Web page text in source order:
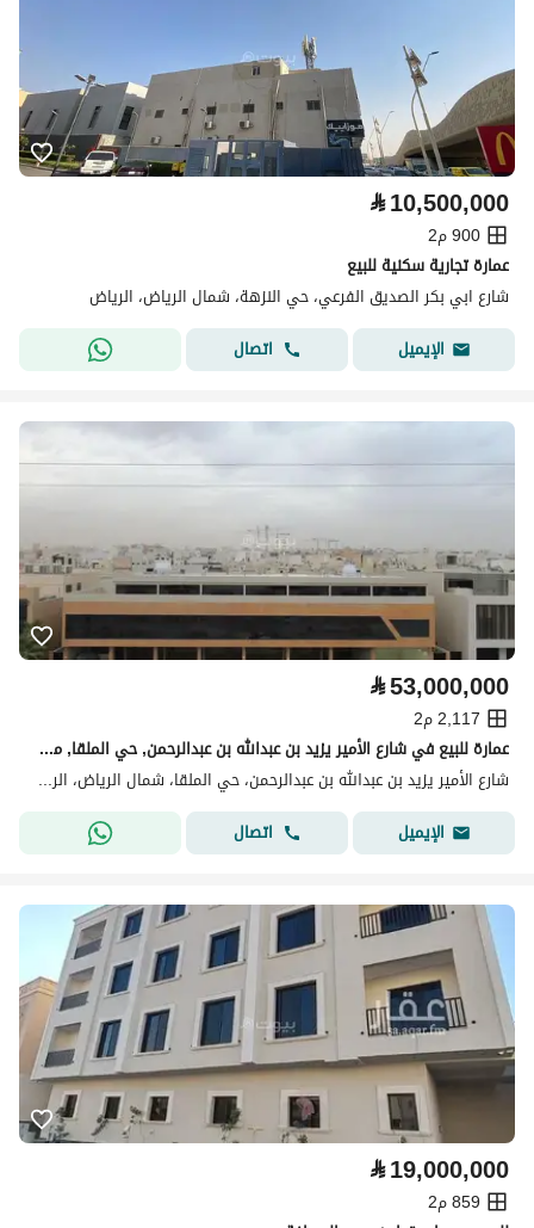
⃁10,500,000
900 م2
عمارة تجارية سكنية للبيع
شارع ابي بكر الصديق الفرعي، حي النزهة، شمال الرياض، الرياض
الإيميل
اتصال
⃁53,000,000
2,117 م2
عمارة للبيع في شارع الأمير يزيد بن عبدالله بن عبدالرحمن, حي الملقا, مدينة الرياض, منطقة الرياض
شارع الأمير يزيد بن عبدالله بن عبدالرحمن، حي الملقا، شمال الرياض، الرياض
الإيميل
اتصال
⃁19,000,000
859 م2